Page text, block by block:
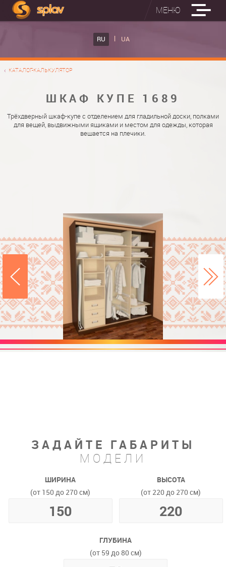
МЕНЮ
RU UA
КАТАЛОГ-КАЛЬКУЛЯТОР
ШКАФ КУПЕ 1689
Трёхдверный шкаф-купе с отделением для гладильной доски, полками
для вещей, выдвижными ящиками и местом для одежды, которая
вешается на плечики.
ЗАДАЙТЕ ГАБАРИТЫ
МОДЕЛИ
ШИРИНА
(от 150 до 270 см)
ВЫСОТА
(от 220 до 270 см)
ГЛУБИНА
(от 59 до 80 см)
ВСТРОЕННЫЕ ГЛАДИЛЬНЫЕ ДОСКИ
НАСТЕННАЯ ГЛАДИЛЬНАЯ ДОСКА "РУСАЛКА"
ФОТО ШКАФОВ КУПЕ
МАТЕРИАЛЫ
ФУРНИТУРА
КАТАЛОГИ ДВЕРЕЙ
О НАС